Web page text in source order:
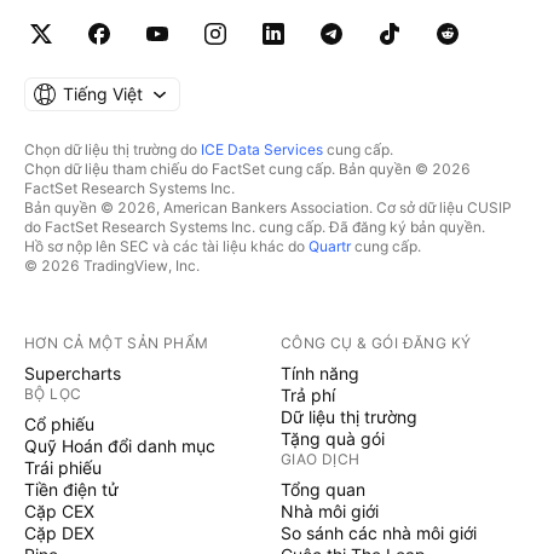
Tiếng Việt
Chọn dữ liệu thị trường do ICE Data Services cung cấp.
Chọn dữ liệu tham chiếu do FactSet cung cấp. Bản quyền © 2026
FactSet Research Systems Inc.
Bản quyền © 2026, American Bankers Association. Cơ sở dữ liệu CUSIP
do FactSet Research Systems Inc. cung cấp. Đã đăng ký bản quyền.
Hồ sơ nộp lên SEC và các tài liệu khác do Quartrcung cấp.
© 2026 TradingView, Inc.
HƠN CẢ MỘT SẢN PHẨM
Supercharts
BỘ LỌC
Cổ phiếu
Quỹ Hoán đổi danh mục
Trái phiếu
Tiền điện tử
Cặp CEX
Cặp DEX
CÔNG CỤ & GÓI ĐĂNG KÝ
Tính năng
Trả phí
Dữ liệu thị trường
Tặng quà gói
GIAO DỊCH
Tổng quan
Nhà môi giới
So sánh các nhà môi giới